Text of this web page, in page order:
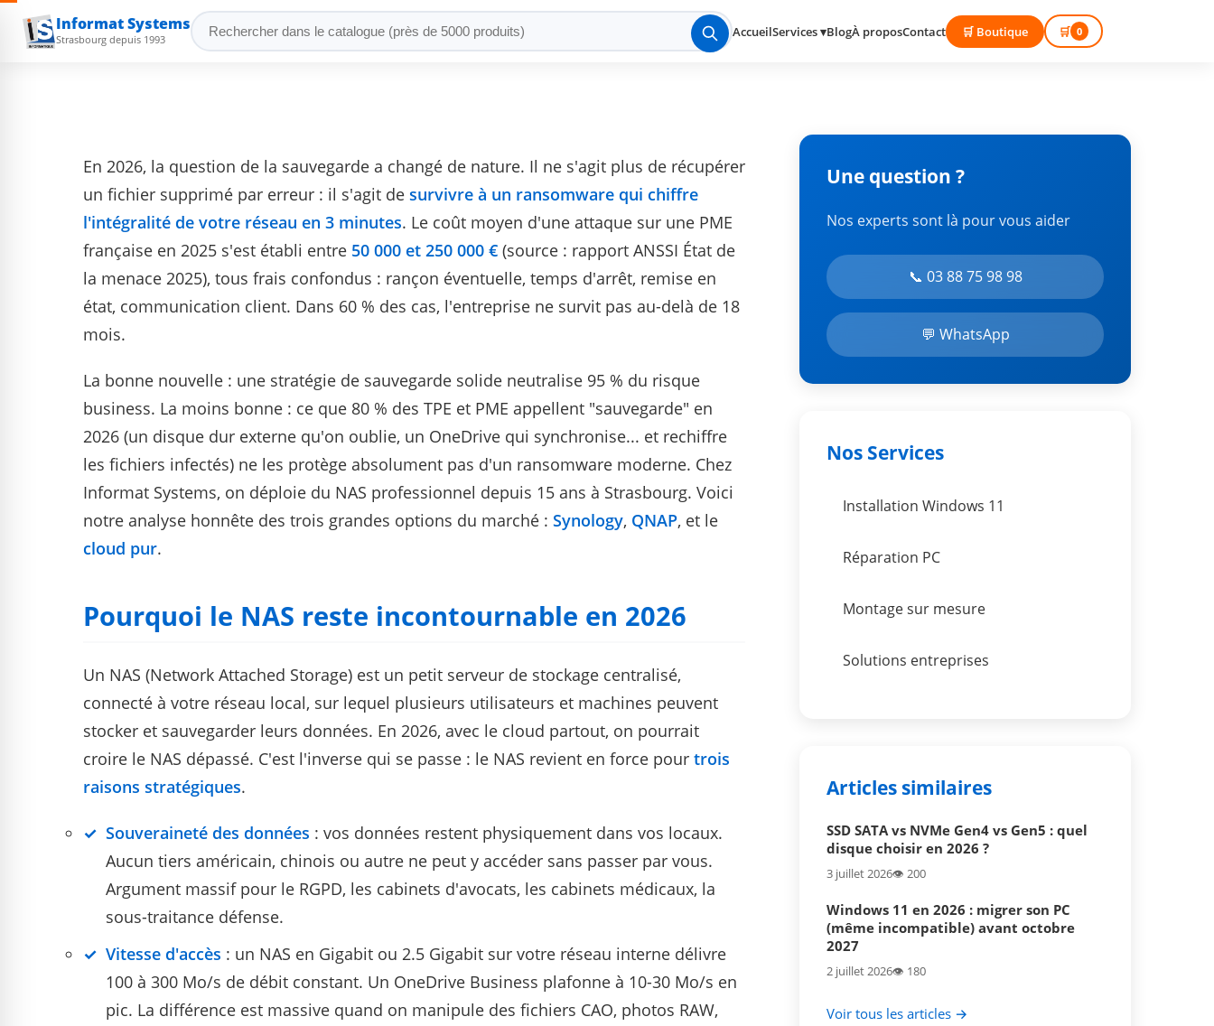
Informat Systems
Strasbourg depuis 1993 AccueilServices ▾BlogÀ proposContact 🛒 Boutique 🛒 0
En 2026, la question de la sauvegarde a changé de nature. Il ne s'agit plus de récupérer
un fichier supprimé par erreur : il s'agit de survivre à un ransomware qui chiffre
l'intégralité de votre réseau en 3 minutes. Le coût moyen d'une attaque sur une PME
française en 2025 s'est établi entre 50 000 et 250 000 € (source : rapport ANSSI État de
la menace 2025), tous frais confondus : rançon éventuelle, temps d'arrêt, remise en
état, communication client. Dans 60 % des cas, l'entreprise ne survit pas au-delà de 18
mois.
La bonne nouvelle : une stratégie de sauvegarde solide neutralise 95 % du risque
business. La moins bonne : ce que 80 % des TPE et PME appellent "sauvegarde" en
2026 (un disque dur externe qu'on oublie, un OneDrive qui synchronise... et rechiffre
les fichiers infectés) ne les protège absolument pas d'un ransomware moderne. Chez
Informat Systems, on déploie du NAS professionnel depuis 15 ans à Strasbourg. Voici
notre analyse honnête des trois grandes options du marché : Synology, QNAP, et le
cloud pur.
Pourquoi le NAS reste incontournable en 2026
Un NAS (Network Attached Storage) est un petit serveur de stockage centralisé,
connecté à votre réseau local, sur lequel plusieurs utilisateurs et machines peuvent
stocker et sauvegarder leurs données. En 2026, avec le cloud partout, on pourrait
croire le NAS dépassé. C'est l'inverse qui se passe : le NAS revient en force pour trois
raisons stratégiques.
Souveraineté des données : vos données restent physiquement dans vos locaux.
Aucun tiers américain, chinois ou autre ne peut y accéder sans passer par vous.
Argument massif pour le RGPD, les cabinets d'avocats, les cabinets médicaux, la
sous-traitance défense.
Vitesse d'accès : un NAS en Gigabit ou 2.5 Gigabit sur votre réseau interne délivre
100 à 300 Mo/s de débit constant. Un OneDrive Business plafonne à 10-30 Mo/s en
pic. La différence est massive quand on manipule des fichiers CAO, photos RAW,
Une question ?
Nos experts sont là pour vous aider
📞 03 88 75 98 98
💬 WhatsApp
Nos Services
Installation Windows 11
Réparation PC
Montage sur mesure
Solutions entreprises
Articles similaires
SSD SATA vs NVMe Gen4 vs Gen5 : quel
disque choisir en 2026 ?
3 juillet 2026👁️ 200
Windows 11 en 2026 : migrer son PC
(même incompatible) avant octobre
2027
2 juillet 2026👁️ 180
Voir tous les articles →